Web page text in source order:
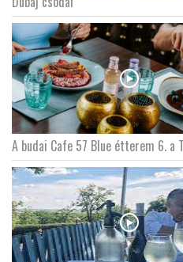
A budai Cafe 57 Blue étterem 6.